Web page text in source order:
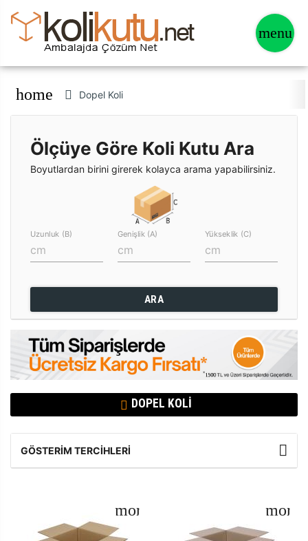
home Dopel Koli
Ölçüye Göre Koli Kutu Ara
Boyutlardan birini girerek kolayca arama yapabilirsiniz.
Uzunluk (B) Genişlik (A) Yükseklik (C)
ARA
DOPEL KOLI
GÖSTERIM TERCIHLERI